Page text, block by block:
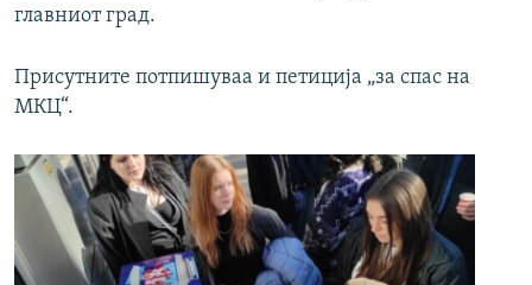
главниот град.
Присутните потпишуваа и петиција „за спас на
МКЦ“.